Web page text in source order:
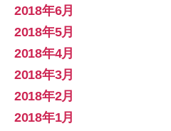
2018年6月
2018年5月
2018年4月
2018年3月
2018年2月
2018年1月